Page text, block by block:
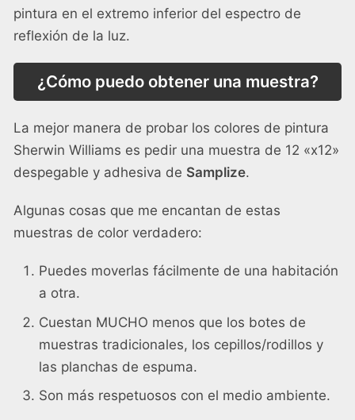
pintura en el extremo inferior del espectro de
reflexión de la luz.
¿Cómo puedo obtener una muestra?
La mejor manera de probar los colores de pintura
Sherwin Williams es pedir una muestra de 12 «x12»
despegable y adhesiva de Samplize.
Algunas cosas que me encantan de estas
muestras de color verdadero:
Puedes moverlas fácilmente de una habitación
a otra.
Cuestan MUCHO menos que los botes de
muestras tradicionales, los cepillos/rodillos y
las planchas de espuma.
Son más respetuosos con el medio ambiente.